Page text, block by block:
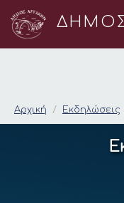
ΑRTας
Αρχική Εκδηλώσεις